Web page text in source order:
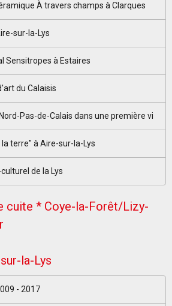
À travers champs à Clarques
sur-la-Lys
Sensitropes à Estaires
du Calaisis
Pas-de-Calais dans une première vi
terre" à Aire-sur-la-Lys
de la Lys
cuite * Coye-la-Forêt/Lizy-
la-Lys
- 2017